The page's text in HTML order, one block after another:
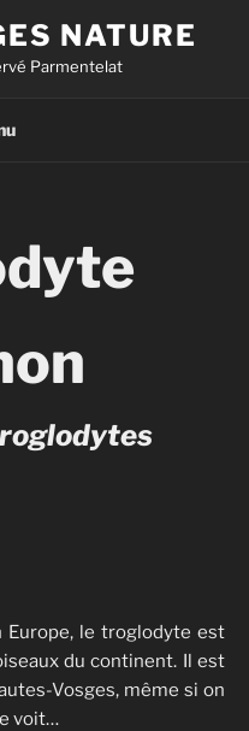
NATURE
Parmentelat
Europe, le troglodyte est
du continent. Il est
Vosges, même si on
voit…